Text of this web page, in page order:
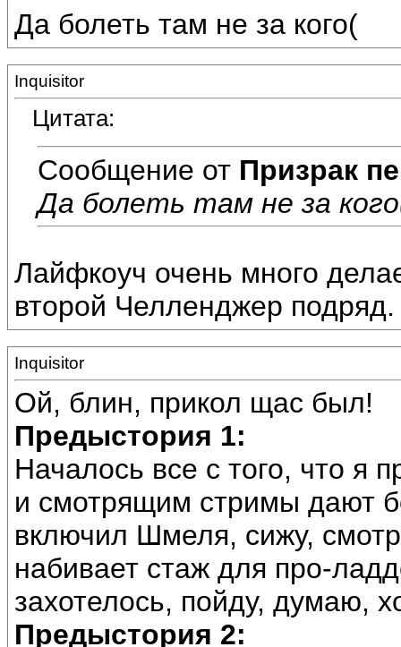
Да болеть там не за кого(
Inquisitor
Цитата:
Сообщение от Призрак
Да болеть там не за
Лайфкоуч очень много
второй Челленджер подряд.
Inquisitor
Ой, блин, прикол щас был!
Предыстория 1:
Началось все с того, что я
и смотрящим стримы дают
включил Шмеля, сижу,
набивает стаж для про-
захотелось, пойду, думаю,
Предыстория 2: